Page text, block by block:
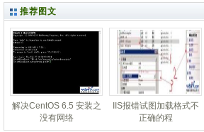
推荐图文
解决CentOS 6.5 安装之
没有网络
IIS报错试图加载格式不
正确的程